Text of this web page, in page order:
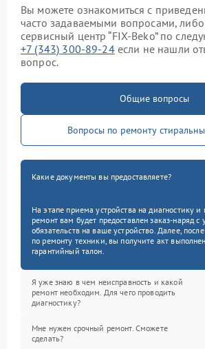
Вы можете ознакомиться с
часто задаваемыми вопросами, либо
сервисный центр “FIX-Beko” по
+7 (343) 300-89-24если не нашли
вопрос.
Общие вопросы
Вопросы по ремонту
Какие документы вы предоставляете?
На этапе приема устройства на диагностику
ремонт вам будет предоставлен заказ-наряд с
обязательств на ваше устройство. Далее,
по ремонту техники, вы получите акт
гарантийный талон.
Я уже знаю в чем неисправность и какой
ремонт необходим. Для чего проводить
диагностику?
Мне нужен срочный ремонт. Сможете
сделать?